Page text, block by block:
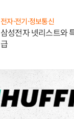
전자·전기·정보통신
삼성전자 넷리스트와
급